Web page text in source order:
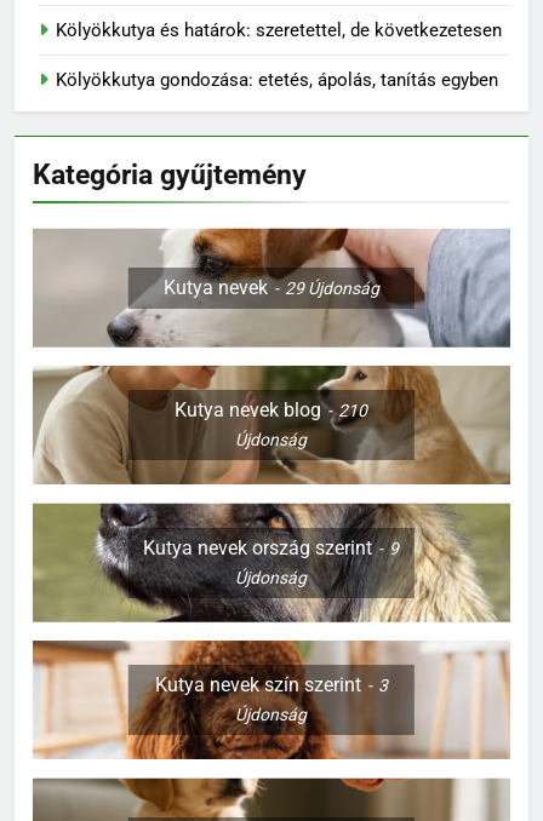
Kölyökkutya és határok: szeretettel, de következetesen
Kölyökkutya gondozása: etetés, ápolás, tanítás egyben
Kategória gyűjtemény
Kutya nevek 29Újdonság
Kutya nevek blog
210
Újdonság
Kutya nevek ország szerint
9
Újdonság
Kutya nevek szín szerint
3
Újdonság